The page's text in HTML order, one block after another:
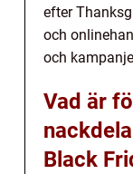
efter
och
och
Vad är
Black